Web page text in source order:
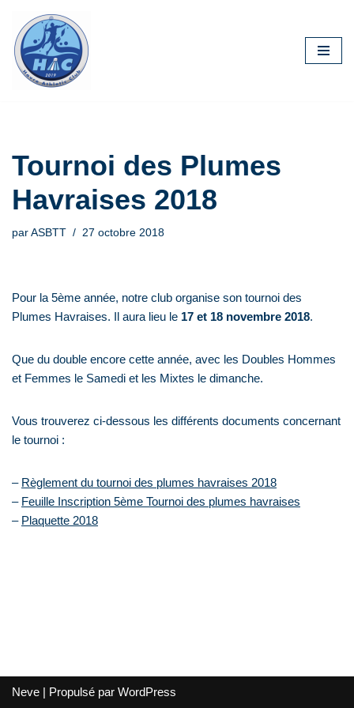
Aller
au
contenu
Tournoi des Plumes
Havraises 2018
par ASBTT 27 octobre 2018
Pour la 5ème année, notre club organise son tournoi des
Plumes Havraises. Il aura lieu le 17 et 18 novembre 2018.
Que du double encore cette année, avec les Doubles Hommes
et Femmes le Samedi et les Mixtes le dimanche.
Vous trouverez ci-dessous les différents documents concernant
le tournoi :
– Règlement du tournoi des plumes havraises 2018
– Feuille Inscription 5ème Tournoi des plumes havraises
– Plaquette 2018
Neve | Propulsé par WordPress